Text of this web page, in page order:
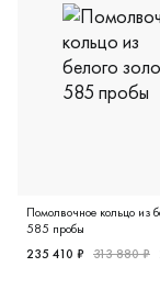
Помолвочное кольцо из
585 пробы
235 410 ₽ 313 880 ₽